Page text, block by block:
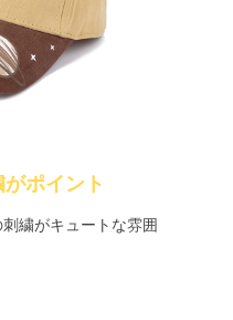
ポイント
繍がキュートな雰囲